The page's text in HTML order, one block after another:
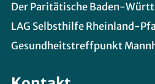
Der Paritätische Baden-
LAG Selbsthilfe Rheinland-
Gesundheitstreffpunkt